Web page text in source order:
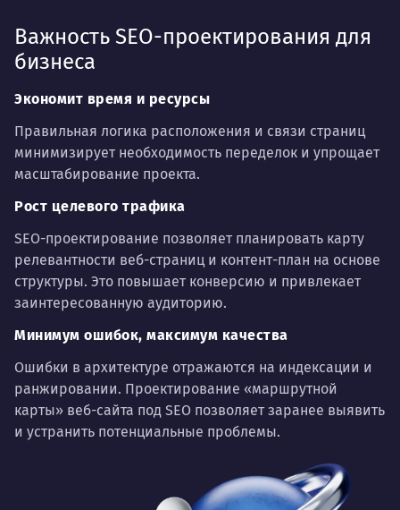
Важность SEO-проектирования для
бизнеса
Экономит время и ресурсы
Правильная логика расположения и связи страниц
минимизирует необходимость переделок и упрощает
масштабирование проекта.
Рост целевого трафика
SEO-проектирование позволяет планировать карту
релевантности веб-страниц и контент-план на основе
структуры. Это повышает конверсию и привлекает
заинтересованную аудиторию.
Минимум ошибок, максимум качества
Ошибки в архитектуре отражаются на индексации и
ранжировании. Проектирование «маршрутной
карты» веб-сайта под SEO позволяет заранее выявить
и устранить потенциальные проблемы.